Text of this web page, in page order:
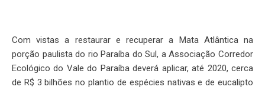
Com vistas a restaurar e recuperar a Mata Atlântica na
porção paulista do rio Paraíba do Sul, a Associação Corredor
Ecológico do Vale do Paraíba deverá aplicar, até 2020, cerca
de R$ 3 bilhões no plantio de espécies nativas e de eucalipto